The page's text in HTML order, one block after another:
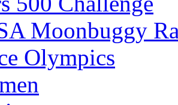
Moonbuggy
Olympics